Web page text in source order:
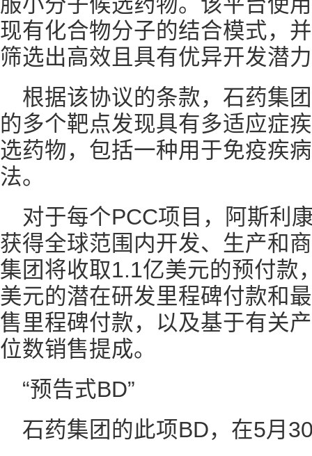
现有化合物分子的结合模式，
筛选出高效且具有优异开发潜
根据该协议的条款，石药集
的多个靶点发现具有多适应症
选药物，包括一种用于免疫疾
法。
对于每个PCC项目，阿斯利
获得全球范围内开发、生产和
集团将收取1.1亿美元的预付款
美元的潜在研发里程碑付款和
售里程碑付款，以及基于有关
位数销售提成。
“预告式BD”
石药集团的此项BD，在5月